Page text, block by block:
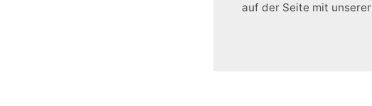
auf der Seite mit unserer